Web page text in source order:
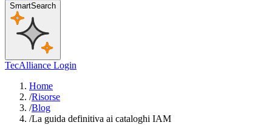
SmartSearch
TecAlliance Login
Home
/Risorse
/Blog
/La guida definitiva ai cataloghi IAM